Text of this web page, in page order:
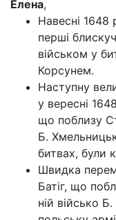
Елена,
Навесні 1648
перші
військом у
Корсунем.
Наступну
у вересні
що поблизу
Б.
битвах, були
Швидка
Батіг, що
ній військо